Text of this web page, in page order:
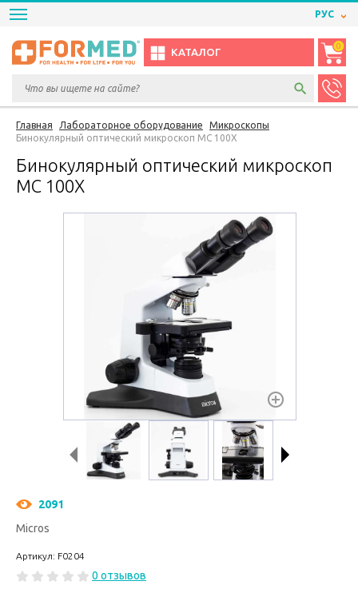
РУС
КАТАЛОГ
0
Главная Лабораторное оборудование
Микроскопы
Бинокулярный оптический микроскоп МC 100X
Бинокулярный оптический микроскоп
МC 100X
2091
Micros
Артикул: F0204
0 отзывов